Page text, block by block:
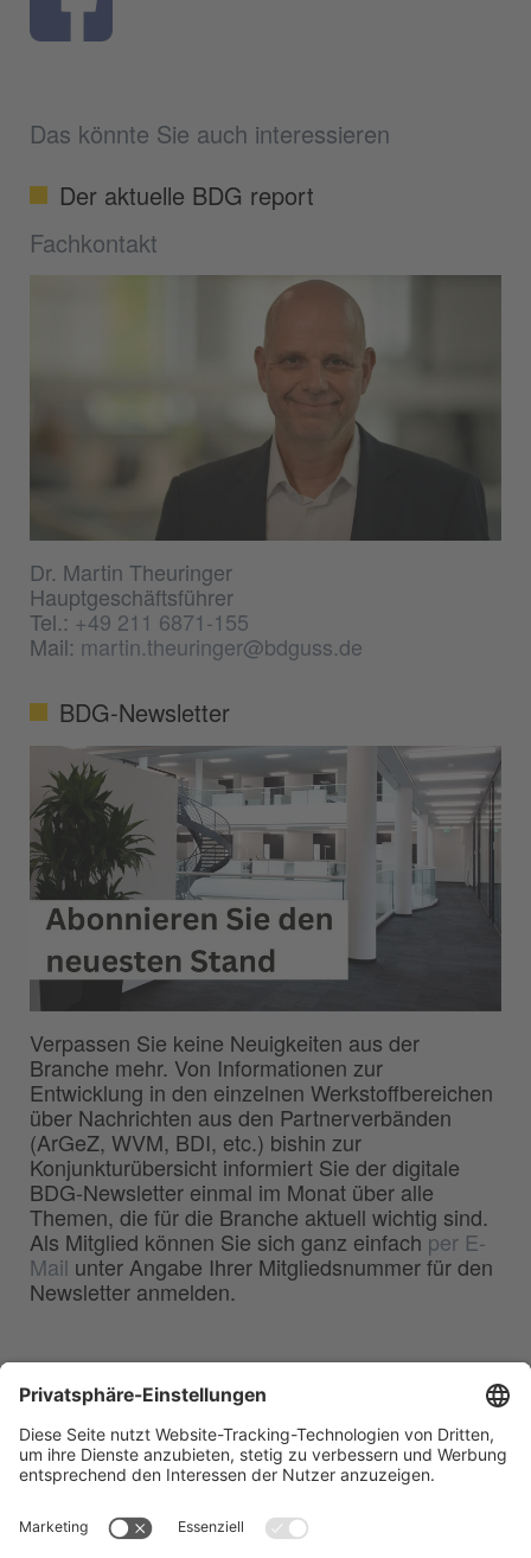
Das könnte Sie auch interessieren
Der aktuelle BDG report
Fachkontakt
Dr. Martin Theuringer
Hauptgeschäftsführer
Tel.:+49 211 6871-155
Mail: martin.theuringer@bdguss.de
BDG-Newsletter
Verpassen Sie keine Neuigkeiten aus der
Branche mehr. Von Informationen zur
Entwicklung in den einzelnen Werkstoffbereichen
über Nachrichten aus den Partnerverbänden
(ArGeZ, WVM, BDI, etc.) bishin zur
Konjunkturübersicht informiert Sie der digitale
BDG-Newsletter einmal im Monat über alle
Themen, die für die Branche aktuell wichtig sind.
Als Mitglied können Sie sich ganz einfach per E-
Mail unter Angabe Ihrer Mitgliedsnummer für den
Newsletter anmelden.
Deutschen Gießerei-Industrie e.V.